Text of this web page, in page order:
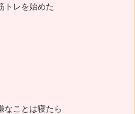
トレを始めた
なことは寝たら